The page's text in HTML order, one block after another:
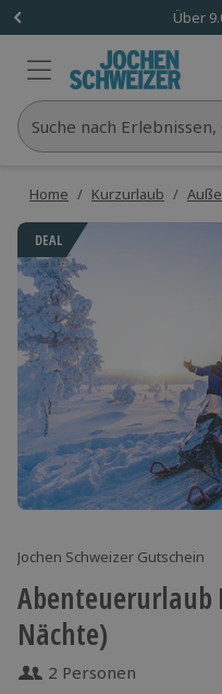
Über
Suche nach Erlebnissen,
Home / Kurzurlaub /
DEAL
Jochen Schweizer Gutschein
Abenteuerurlaub
Nächte)
2 Personen